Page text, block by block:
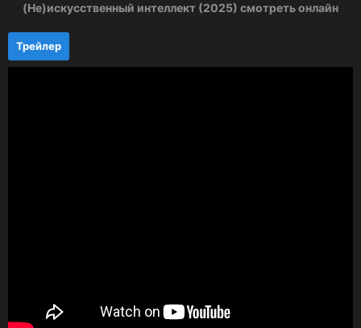
(Не)искусственный интеллект (2025) смотреть онлайн
Трейлер